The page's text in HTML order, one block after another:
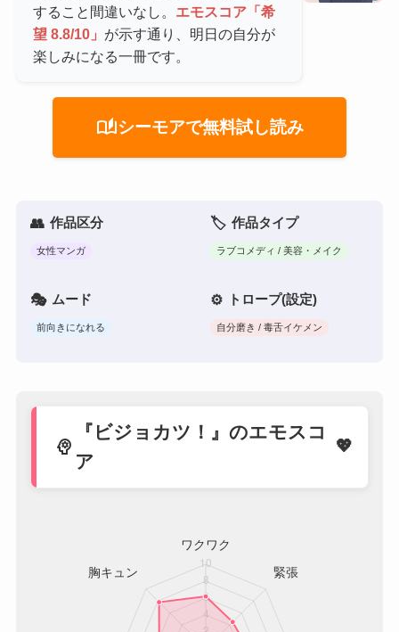
すること間違いなし。 エモスコア「希
望 8.8/10」 が示す通り、明日の自分が
楽しみになる一冊です。
auto_storiesシーモアで無料試し読み
作品区分
女性マンガ
作品タイプ
ラブコメディ / 美容・メイク
ムード
前向きになれる
トロープ(設定)
自分磨き / 毒舌イケメン
psychology
『ビジョカツ！』のエモスコ
ア